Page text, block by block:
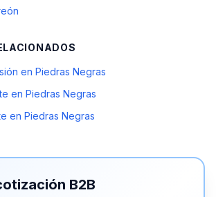
en Piedras Negras
en Piedras Negras
en Piedras Negras
B2B